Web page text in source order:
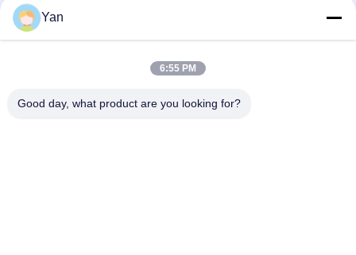
Yan
6:55 PM
Good day, what product are you looking for?